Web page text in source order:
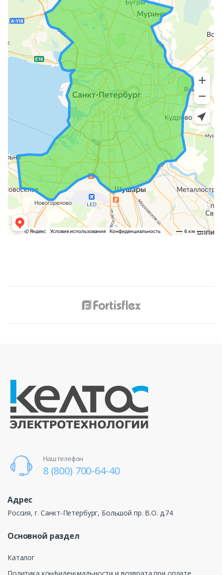
Наш телефон
8 (800) 700-64-40
Адрес
Россия, г. Санкт-Петербург, Большой пр. В.О. д.74
Основной раздел
Каталог
Политика конфиденциальности и возврата при оплате